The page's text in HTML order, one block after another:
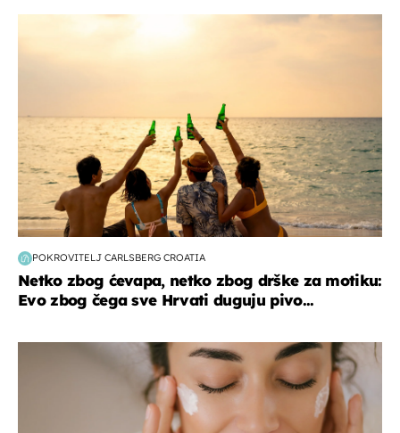
POKROVITELJ CARLSBERG CROATIA
Netko zbog ćevapa, netko zbog drške za motiku:
Evo zbog čega sve Hrvati duguju pivo...
moda & ljepota